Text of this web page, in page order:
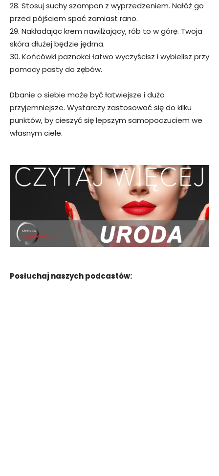
28. Stosuj suchy szampon z wyprzedzeniem. Nałóż go
przed pójściem spać zamiast rano.
29. Nakładając krem nawilżający, rób to w górę. Twoja
skóra dłużej będzie jędrna.
30. Końcówki paznokci łatwo wyczyścisz i wybielisz przy
pomocy pasty do zębów.
Dbanie o siebie może być łatwiejsze i dużo
przyjemniejsze. Wystarczy zastosować się do kilku
punktów, by cieszyć się lepszym samopoczuciem we
własnym ciele.
Posłuchaj naszych podcastów: